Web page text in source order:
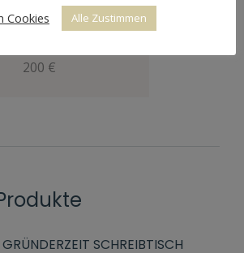
durch
200 €
GRÜNDERZEIT SCHREIBTISCH
Cookies
Alle Zustimmen